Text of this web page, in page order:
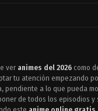
ver animes del 2026 como
tu atención empezando
a lo que pueda
de todos los episodios